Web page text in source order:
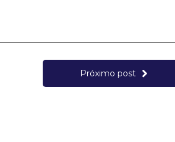
Próximo post